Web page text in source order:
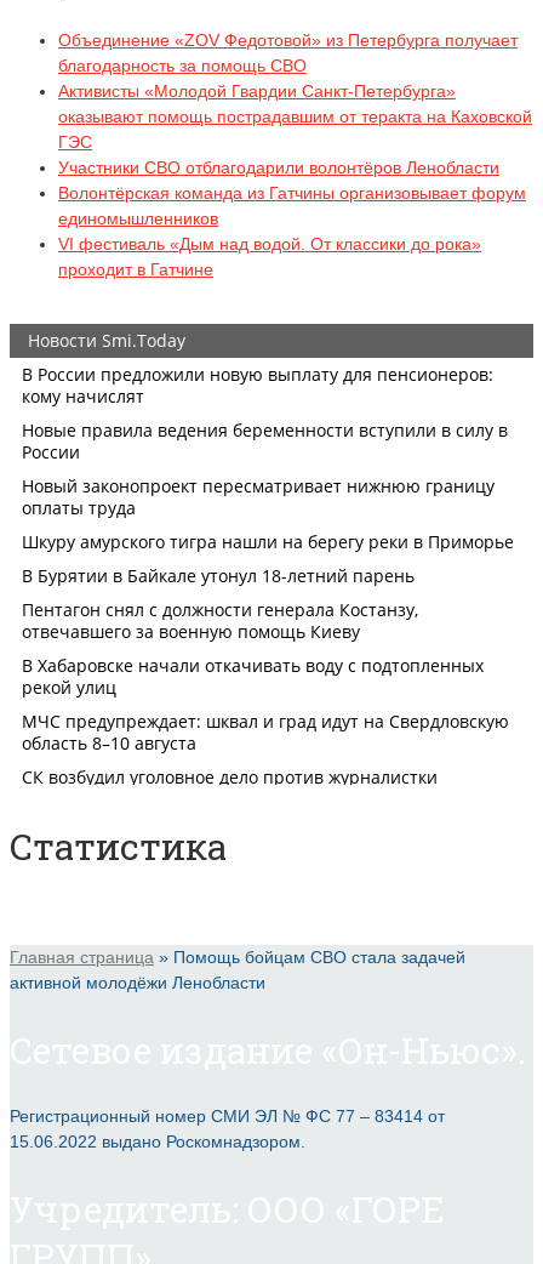
Объединение «ZOV Федотовой» из Петербурга получает
благодарность за помощь СВО
Активисты «Молодой Гвардии Санкт-Петербурга»
оказывают помощь пострадавшим от теракта на Каховской
ГЭС
Участники СВО отблагодарили волонтёров Ленобласти
Волонтёрская команда из Гатчины организовывает форум
единомышленников
VI фестиваль «Дым над водой. От классики до рока»
проходит в Гатчине
Статистика
Главная страница » Помощь бойцам СВО стала задачей
активной молодёжи Ленобласти
Регистрационный номер СМИ ЭЛ № ФС 77 – 83414 от
15.06.2022 выдано Роскомнадзором.